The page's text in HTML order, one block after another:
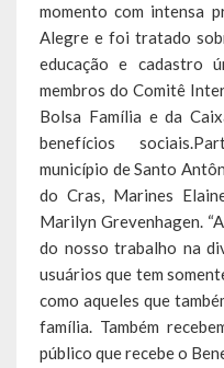
Educação e Cultura
Obras e Viação
Saúde e Assistência Social
Desenvolvimento,
Serviços Urbanos
Cultura e Turismo
Calendário de Eventos
Galeria de Fotos
momento com intensa
Alegre e foi tratado
educação e cadastro
membros do Comitê
Bolsa Família e da
benefícios
município de Santo
do Cras, Marines
Marilyn Grevenhagen.
do nosso trabalho na
usuários que tem
como aqueles que
família. Também
público que recebe o